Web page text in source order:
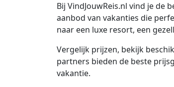
Bij VindJouwReis.nl vind je de
aanbod van vakanties die
naar een luxe resort, een
Vergelijk prijzen, bekijk
partners bieden de beste
vakantie.